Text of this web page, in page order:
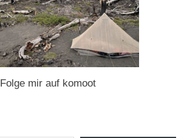
Folge mir auf komoot